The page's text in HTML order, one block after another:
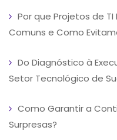
Por que Projetos de TI
Comuns e Como
Do Diagnóstico à
Setor Tecnológico de
Como Garantir a
Surpresas?